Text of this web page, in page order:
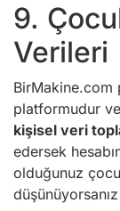
9.
Verileri
BirMakine.com
platformudur ve
kişisel veri
edersek
olduğunuz